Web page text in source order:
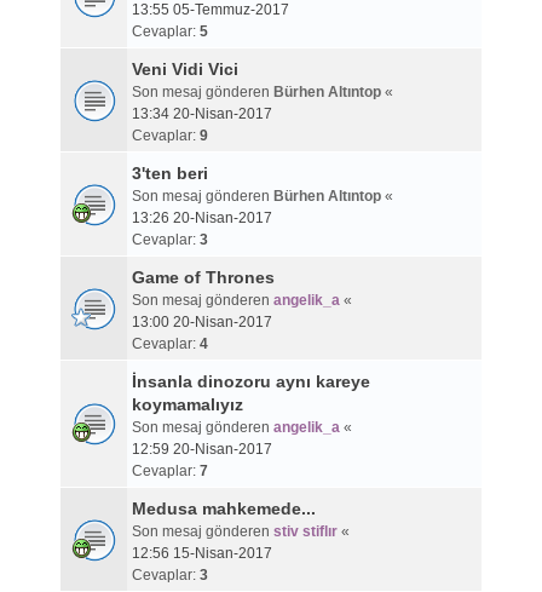
13:55 05-Temmuz-2017
Cevaplar: 5
Veni Vidi Vici
Son mesaj gönderen Bürhen Altıntop«
13:34 20-Nisan-2017
Cevaplar: 9
3'ten beri
Son mesaj gönderen Bürhen Altıntop«
13:26 20-Nisan-2017
Cevaplar: 3
Game of Thrones
Son mesaj gönderen angelik_a«
13:00 20-Nisan-2017
Cevaplar: 4
İnsanla dinozoru aynı kareye
koymamalıyız
Son mesaj gönderen angelik_a«
12:59 20-Nisan-2017
Cevaplar: 7
Medusa mahkemede...
Son mesaj gönderen stiv stiflır«
12:56 15-Nisan-2017
Cevaplar: 3